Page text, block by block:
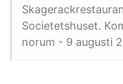
Societetshuset.
norum - 9 augusti